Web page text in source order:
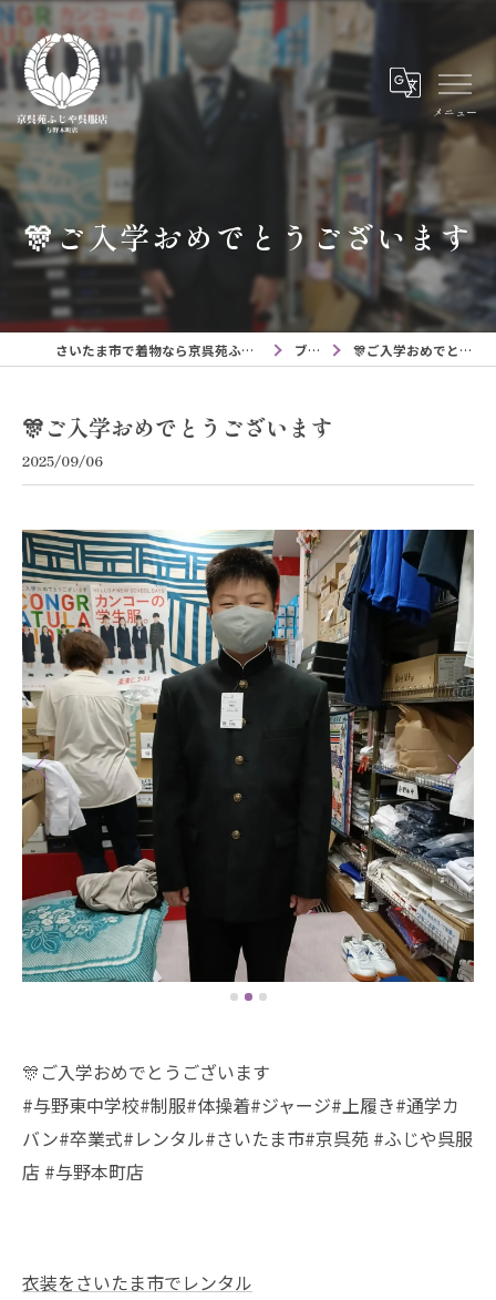
メニュー
🎊ご入学おめでとうございます
さいたま市で着物なら京呉苑ふじや呉服店与野本町店 ブログ 🎊ご入学おめでとうございます
🎊ご入学おめでとうございます
2025/09/06
🎊ご入学おめでとうございます
#与野東中学校#制服#体操着#ジャージ#上履き#通学カ
バン#卒業式#レンタル#さいたま市#京呉苑 #ふじや呉服
店 #与野本町店
衣装をさいたま市でレンタル